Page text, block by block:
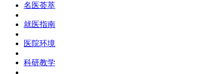
名医荟萃
就医指南
医院环境
科研教学